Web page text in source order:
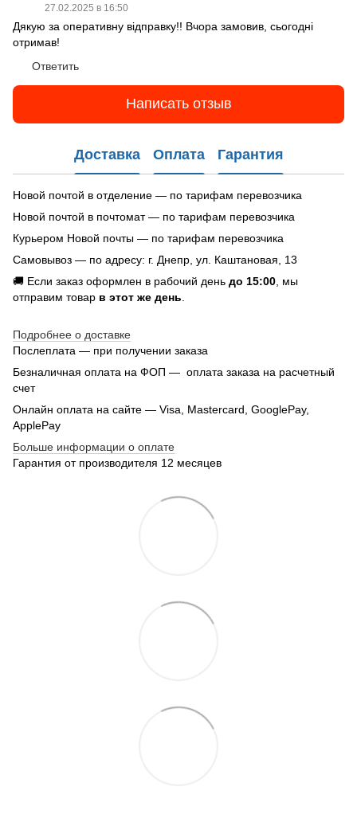
27.02.2025 в 16:50
Дякую за оперативну відправку!! Вчора замовив, сьогодні
отримав!
Ответить
Написать отзыв
Доставка Оплата Гарантия
Новой почтой в отделение — по тарифам перевозчика
Новой почтой в почтомат — по тарифам перевозчика
Курьером Новой почты — по тарифам перевозчика
Самовывоз — по адресу: г. Днепр, ул. Каштановая, 13
🚚 Если заказ оформлен в рабочий день до 15:00 , мы
отправим товар в этот же день
Подробнее о доставке
Послеплата — при получении заказа
Безналичная оплата на ФОП — оплата заказа на расчетный
счет
Онлайн оплата на сайте — Visa, Mastercard, GooglePay,
ApplePay
Больше информации о оплате
Гарантия от производителя 12 месяцев